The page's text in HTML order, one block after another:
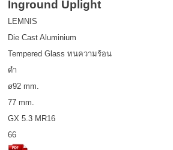
Inground Uplight
LEMNIS
Die Cast Aluminium
Tempered Glass ทนความร้อน
ดำ
ø92 mm.
77 mm.
GX 5.3 MR16
66